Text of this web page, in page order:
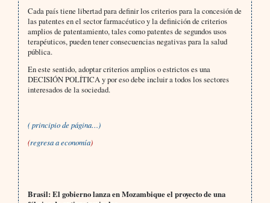
Cada país tiene libertad para definir los criterios para la concesión de
las patentes en el sector farmacéutico y la definición de criterios
amplios de patentamiento, tales como patentes de segundos usos
terapéuticos, pueden tener consecuencias negativas para la salud
pública.
En este sentido, adoptar criterios amplios o estrictos es una
DECISIÓN POLÍTICA y por eso debe incluir a todos los sectores
interesados de la sociedad.
( principio de página…)
(regresa a economía)
Brasil: El gobierno lanza en Mozambique el proyecto de una